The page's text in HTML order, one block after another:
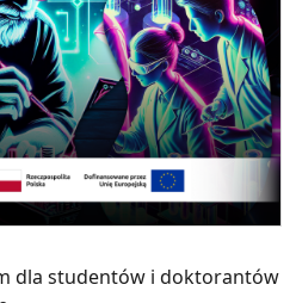
dla studentów i doktorantów